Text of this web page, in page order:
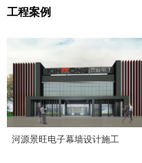
工程案例
河源景旺电子幕墙设计施工